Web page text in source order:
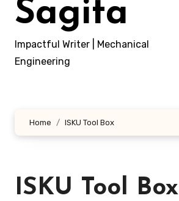
Sagita
Impactful Writer | Mechanical
Engineering
Home ISKU Tool Box
ISKU Tool Box